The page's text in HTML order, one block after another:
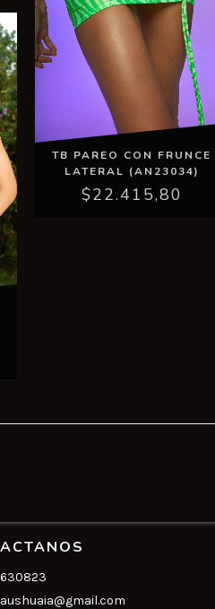
TB PAREO CON FRUNCE
LATERAL (AN23034)
$22.415,80